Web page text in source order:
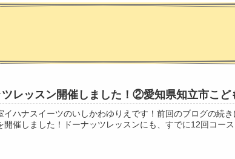
レッスン開催しました！②愛知県知立市こど
イハナスイーツのいしかわゆりえです！前回のブログの続
催しました！ドーナッツレッスンにも、すでに12回コー